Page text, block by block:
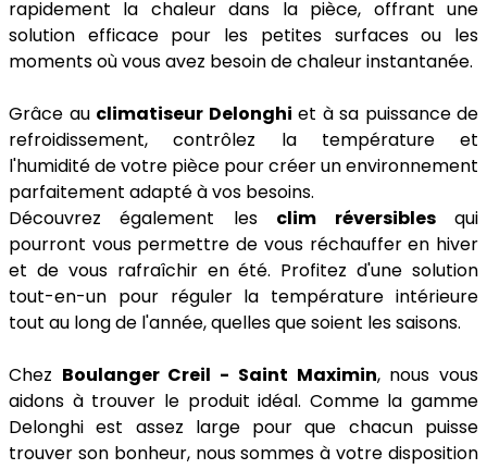
rapidement la chaleur dans la pièce, offrant une
solution efficace pour les petites surfaces ou les
moments où vous avez besoin de chaleur instantanée.
Grâce au climatiseur Delonghi et à sa puissance de
refroidissement, contrôlez la température et
l'humidité de votre pièce pour créer un environnement
parfaitement adapté à vos besoins.
Découvrez également les clim réversiblesqui
pourront vous permettre de vous réchauffer en hiver
et de vous rafraîchir en été. Profitez d'une solution
tout-en-un pour réguler la température intérieure
tout au long de l'année, quelles que soient les saisons.
Chez Boulanger Creil - Saint Maximin, nous vous
aidons à trouver le produit idéal. Comme la gamme
Delonghi est assez large pour que chacun puisse
trouver son bonheur, nous sommes à votre disposition